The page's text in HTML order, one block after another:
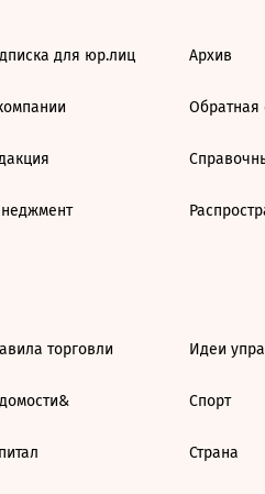
для юр.лиц Архив
Обратная
торговли Идеи
Спорт
Страна